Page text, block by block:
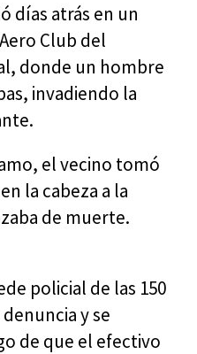
días atrás en un
Club del
donde un hombre
invadiendo la
el vecino tomó
la cabeza a la
de muerte.
policial de las 150
y se
de que el efectivo